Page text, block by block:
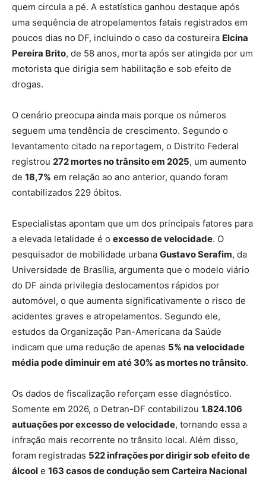
quem circula a pé. A estatística ganhou destaque após
uma sequência de atropelamentos fatais registrados em
poucos dias no DF, incluindo o caso da costureira Elcina
Pereira Brito, de 58 anos, morta após ser atingida por um
motorista que dirigia sem habilitação e sob efeito de
drogas.
O cenário preocupa ainda mais porque os números
seguem uma tendência de crescimento. Segundo o
levantamento citado na reportagem, o Distrito Federal
registrou 272 mortes no trânsito em 2025, um aumento
de 18,7% em relação ao ano anterior, quando foram
contabilizados 229 óbitos.
Especialistas apontam que um dos principais fatores para
a elevada letalidade é o excesso de velocidade. O
pesquisador de mobilidade urbana Gustavo Serafim, da
Universidade de Brasília, argumenta que o modelo viário
do DF ainda privilegia deslocamentos rápidos por
automóvel, o que aumenta significativamente o risco de
acidentes graves e atropelamentos. Segundo ele,
estudos da Organização Pan-Americana da Saúde
indicam que uma redução de apenas 5% na velocidade
média pode diminuir em até 30% as mortes no trânsito.
Os dados de fiscalização reforçam esse diagnóstico.
Somente em 2026, o Detran-DF contabilizou 1.824.106
autuações por excesso de velocidade, tornando essa a
infração mais recorrente no trânsito local. Além disso,
foram registradas 522 infrações por dirigir sob efeito de
álcool e 163 casos de condução sem Carteira Nacional